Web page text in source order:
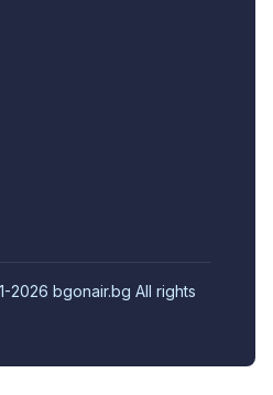
2026 bgonair.bg All rights